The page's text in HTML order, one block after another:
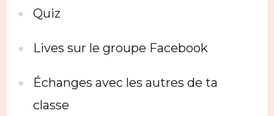
Quiz
Lives sur le groupe Facebook
Échanges avec les autres de ta
classe